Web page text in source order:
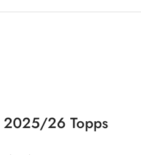
2025/26 Topps